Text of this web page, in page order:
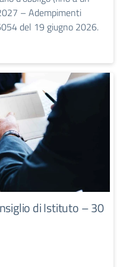
– Adempimenti
del 19 giugno 2026.
di Istituto – 30